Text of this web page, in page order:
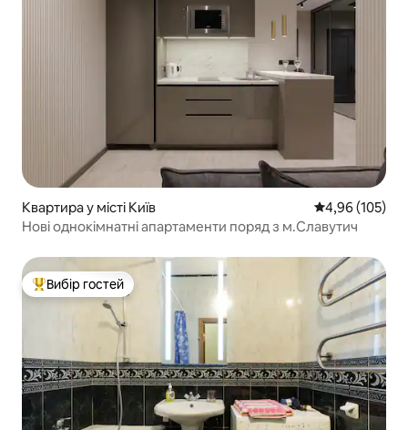
Квартира у місті Київ Середня
4,96 (105)
Нові однокімнатні апартаменти поряд з м.Славутич
Топ вибір гостей
Вибір гостей